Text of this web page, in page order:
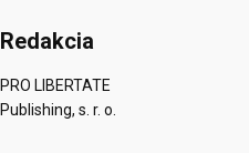
Redakcia
PRO LIBERTATE
Publishing, s. r. o.